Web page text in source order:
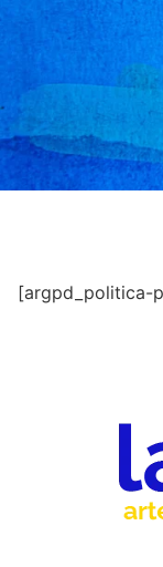
[argpd_politica-